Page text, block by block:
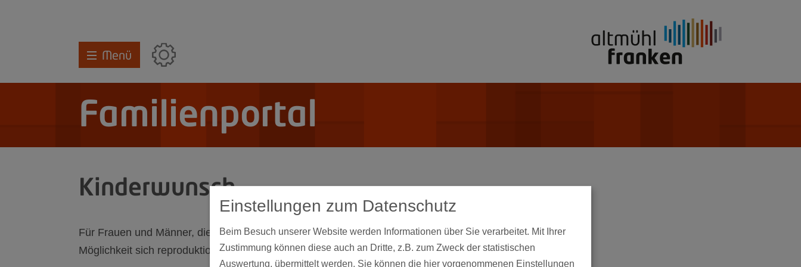
Menü
Familienportal
Kinderwunsch
Für Frauen und Männer, die auf natürlichem Weg keine Kinder bekommen können, besteht die
Möglichkeit sich reproduktionsmedizinisch behandeln zu lassen.
Einstellungen zum Datenschutz
Beim Besuch unserer Website werden Informationen über Sie verarbeitet. Mit Ihrer
Zustimmung können diese auch an Dritte, z.B. zum Zweck der statistischen
Auswertung, übermittelt werden. Sie können die hier vorgenommenen Einstellungen